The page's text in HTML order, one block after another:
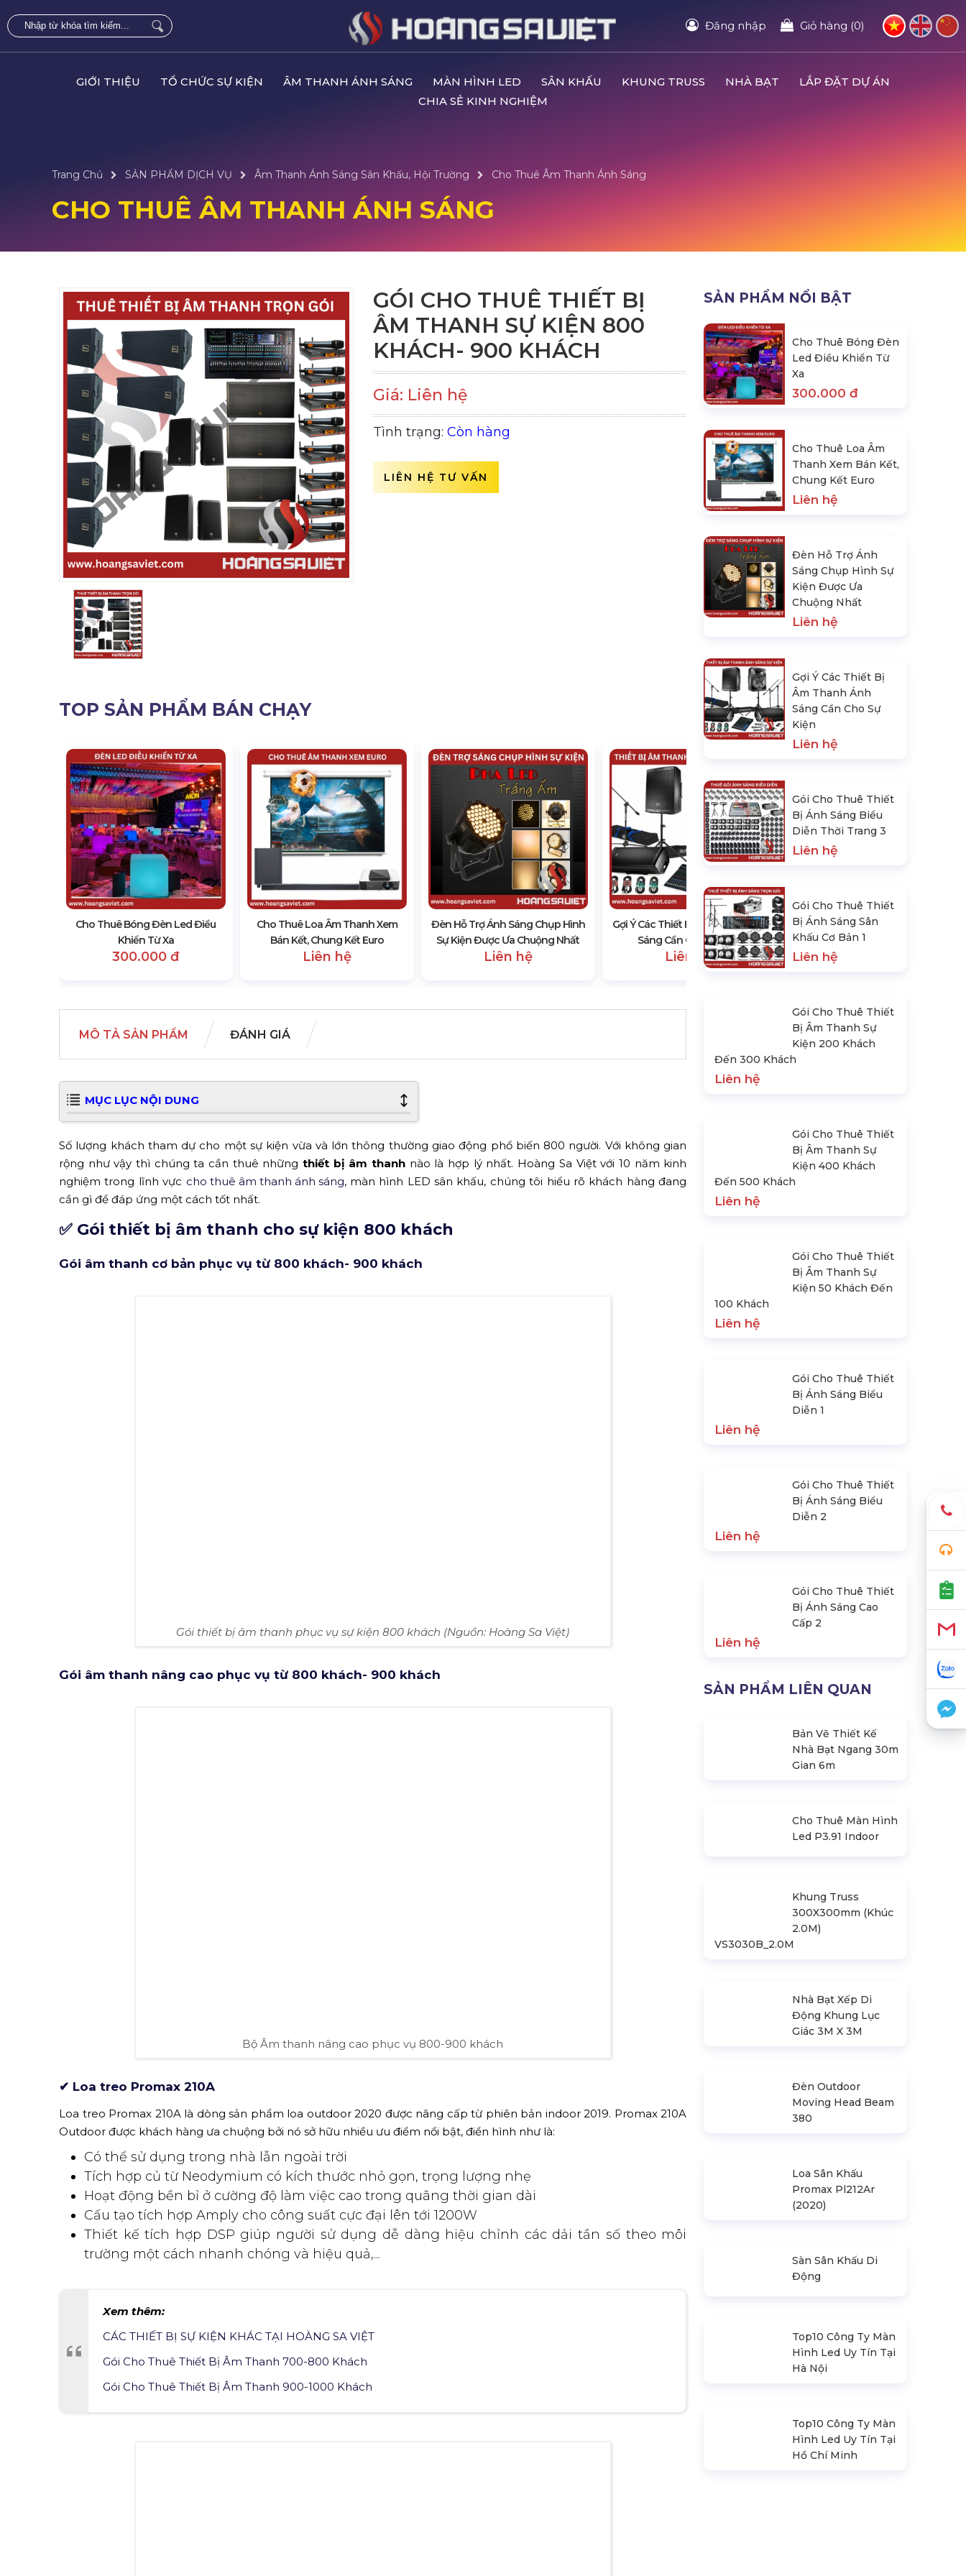
Đăng nhập Giỏ hàng (0)
GIỚI THIỆU TỔ CHỨC SỰ KIỆN ÂM THANH ÁNH SÁNG MÀN HÌNH LED SÂN KHẤU KHUNG TRUSS NHÀ BẠT
LẮP ĐẶT DỰ ÁN
CHIA SẺ KINH NGHIỆM
Trang Chủ SẢN PHẨM DỊCH VỤ Âm Thanh Ánh Sáng Sân Khấu, Hội Trường Cho Thuê Âm Thanh Ánh Sáng
CHO THUÊ ÂM THANH ÁNH SÁNG
GÓI CHO THUÊ THIẾT BỊ
ÂM THANH SỰ KIỆN 800
KHÁCH- 900 KHÁCH
Giá: Liên hệ
Tình trạng: Còn hàng
LIÊN HỆ TƯ VẤN
TOP SẢN PHẨM BÁN CHẠY
Cho Thuê Bóng Đèn Led Điều
Khiển Từ Xa
300.000 đ
Cho Thuê Loa Âm Thanh Xem
Bán Kết, Chung Kết Euro
Liên hệ
Đèn Hỗ Trợ Ánh Sáng Chụp Hình
Sự Kiện Được Ưa Chuộng Nhất
Liên hệ
Gợi Ý Các Thiết Bị Âm Thanh Ánh
Sáng Cần Cho Sự Kiện
Liên hệ
Liên hệ
MÔ TẢ SẢN PHẨM ĐÁNH GIÁ
MỤC LỤC NỘI DUNG
Số lượng khách tham dự cho một sự kiện vừa và lớn thông thường giao động phổ biến 800 người. Với không gian
rộng như vậy thì chúng ta cần thuê nhữngthiết bị âm thanh nào là hợp lý nhất. Hoàng Sa Việt với 10 năm kinh
nghiệm trong lĩnh vực cho thuê âm thanh ánh sáng, màn hình LED sân khấu, chúng tôi hiểu rõ khách hàng đang
cần gì để đáp ứng một cách tốt nhất.
✅ Gói thiết bị âm thanh cho sự kiện 800 khách
Gói âm thanh cơ bản phục vụ từ 800 khách- 900 khách
Gói thiết bị âm thanh phục vụ sự kiện 800 khách (Nguồn: Hoàng Sa Việt)
Gói âm thanh nâng cao phục vụ từ 800 khách- 900 khách
Bộ Âm thanh nâng cao phục vụ 800-900 khách
✔ Loa treo Promax 210A
Loa treo Promax 210A là dòng sản phẩm loa outdoor 2020 được nâng cấp từ phiên bản indoor 2019. Promax 210A
Outdoor được khách hàng ưa chuộng bởi nó sở hữu nhiều ưu điểm nổi bật, điển hình như là:
Có thể sử dụng trong nhà lẫn ngoài trời
Tích hợp củ từ Neodymium có kích thước nhỏ gọn, trọng lượng nhẹ
Hoạt động bền bỉ ở cường độ làm việc cao trong quãng thời gian dài
Cấu tạo tích hợp Amply cho công suất cực đại lên tới 1200W
Thiết kế tích hợp DSP giúp người sử dụng dễ dàng hiệu chỉnh các dải tần số theo môi
trường một cách nhanh chóng và hiệu quả,...
Xem thêm:
CÁC THIẾT BỊ SỰ KIỆN KHÁC TẠI HOÀNG SA VIỆT
Gói Cho Thuê Thiết Bị Âm Thanh 700-800 Khách
Gói Cho Thuê Thiết Bị Âm Thanh 900-1000 Khách
SẢN PHẨM NỔI BẬT
Cho Thuê Bóng Đèn
Led Điều Khiển Từ
Xa
300.000 đ
Cho Thuê Loa Âm
Thanh Xem Bán Kết,
Chung Kết Euro
Liên hệ
Đèn Hỗ Trợ Ánh
Sáng Chụp Hình Sự
Kiện Được Ưa
Chuộng Nhất
Liên hệ
Gợi Ý Các Thiết Bị
Âm Thanh Ánh
Sáng Cần Cho Sự
Kiện
Liên hệ
Gói Cho Thuê Thiết
Bị Ánh Sáng Biểu
Diễn Thời Trang 3
Liên hệ
Gói Cho Thuê Thiết
Bị Ánh Sáng Sân
Khấu Cơ Bản 1
Liên hệ
Gói Cho Thuê Thiết
Bị Âm Thanh Sự
Kiện 200 Khách
Đến 300 Khách
Liên hệ
Gói Cho Thuê Thiết
Bị Âm Thanh Sự
Kiện 400 Khách
Đến 500 Khách
Liên hệ
Gói Cho Thuê Thiết
Bị Âm Thanh Sự
Kiện 50 Khách Đến
100 Khách
Liên hệ
Gói Cho Thuê Thiết
Bị Ánh Sáng Biểu
Diễn 1
Liên hệ
Gói Cho Thuê Thiết
Bị Ánh Sáng Biểu
Diễn 2
Liên hệ
Gói Cho Thuê Thiết
Bị Ánh Sáng Cao
Cấp 2
Liên hệ
SẢN PHẨM LIÊN QUAN
Bản Vẽ Thiết Kế
Nhà Bạt Ngang 30m
Gian 6m
Cho Thuê Màn Hình
Led P3.91 Indoor
Khung Truss
300X300mm (Khúc
2.0M)
VS3030B_2.0M
Nhà Bạt Xếp Di
Động Khung Lục
Giác 3M X 3M
Đèn Outdoor
Moving Head Beam
380
Loa Sân Khấu
Promax Pl212Ar
(2020)
Sàn Sân Khấu Di
Động
Top10 Công Ty Màn
Hình Led Uy Tín Tại
Hà Nội
Top10 Công Ty Màn
Hình Led Uy Tín Tại
Hồ Chí Minh